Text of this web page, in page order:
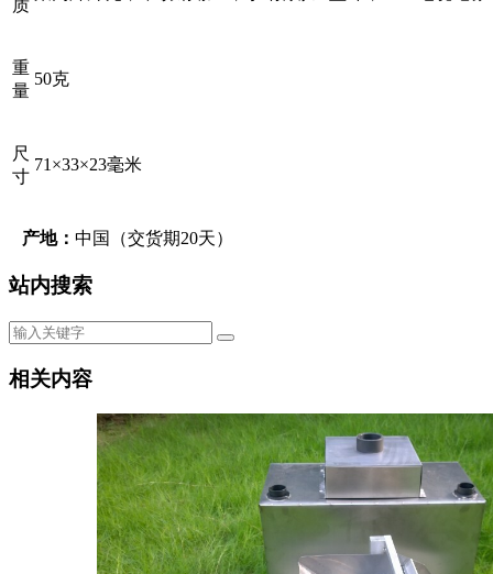
质
重
量
50克
尺
寸
71×33×23毫米
产地： 中国（交货期20天）
站内搜索
相关内容